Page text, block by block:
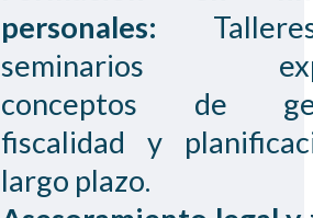
personales:
seminarios
conceptos de
fiscalidad y
largo plazo.